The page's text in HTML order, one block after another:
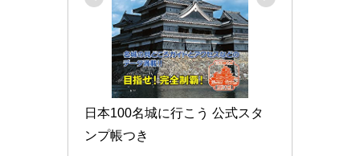
日本100名城に行こう 公式スタ
ンプ帳つき